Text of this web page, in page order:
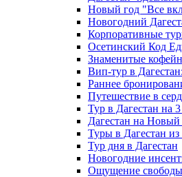
Новый год "Все
Новогодний
Корпоративные
Осетинский Код
Знаменитые
Вип-тур в
Раннее
Путешествие в
Тур в Дагестан на
Дагестан на Новый
Туры в Дагестан из
Тур дня в Дагестан
Новогодние
Ощущение свободы